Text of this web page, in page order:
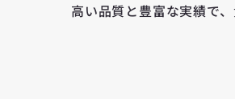
高い品質と豊富な実績で